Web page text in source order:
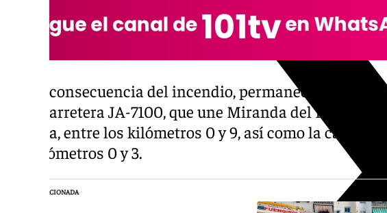
Como consecuencia del incendio, permanece cortado
de la carretera JA-7100, que une Miranda del Rey con
Aliseda, entre los kilómetros 0 y 9, así como la
los kilómetros 0 y 3.
NOTICIA RELACIONADA